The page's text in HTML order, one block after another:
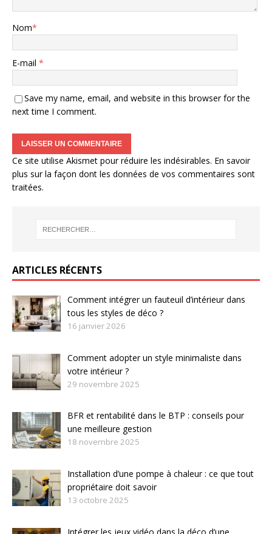
Nom*
E-mail *
Save my name, email, and website in this browser for the
next time I comment.
Ce site utilise Akismet pour réduire les indésirables. En savoir
plus sur la façon dont les données de vos commentaires sont
traitées.
ARTICLES RÉCENTS
Comment intégrer un fauteuil d’intérieur dans
tous les styles de déco ?
16 janvier 2026
Comment adopter un style minimaliste dans
votre intérieur ?
29 novembre 2025
BFR et rentabilité dans le BTP : conseils pour
une meilleure gestion
18 novembre 2025
Installation d’une pompe à chaleur : ce que tout
propriétaire doit savoir
13 octobre 2025